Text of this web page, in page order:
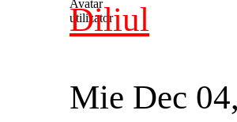
Diliul
Mie Dec